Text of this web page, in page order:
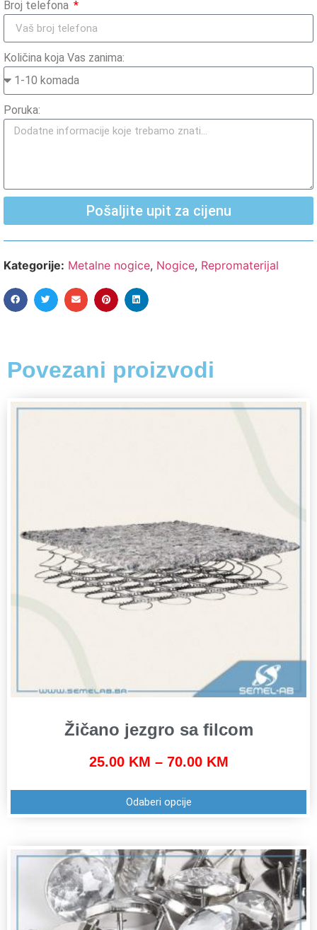
Broj telefona
Količina koja Vas zanima:
Poruka:
Pošaljite upit za cijenu
Kategorije: Metalne nogice, Nogice, Repromaterijal
Povezani proizvodi
Žičano jezgro sa filcom
25.00 KM – 70.00 KM
Odaberi opcije